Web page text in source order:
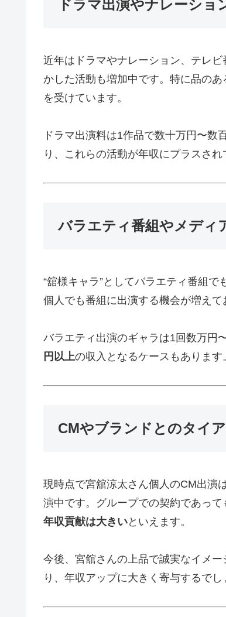
ドラマ出演やナレーショ
近年はドラマやナレーション、テレ
かした活動も増加中です。特に品の
を受けています。
ドラマ出演料は1作品で数十万円〜
り、これらの活動が年収にプラスされ
バラエティ番組やメディ
“舘様キャラ”としてバラエティ番組で
個人でも番組に出演する機会が増え
バラエティ出演のギャラは1回数万円
円以上の収入となるケースもあります
CMやブランドとのタイ
現時点で宮舘涼太さん個人のCM出演
演中です。グループでの契約であっ
年収貢献は大きいといえます。
今後、宮舘さんの上品で誠実なイメー
り、年収アップに大きく寄与するでし